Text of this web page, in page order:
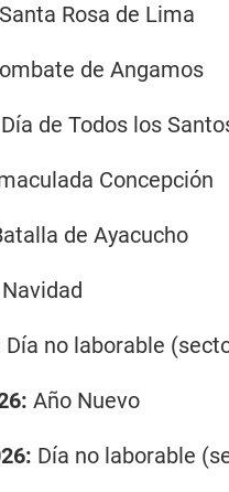
Santa Rosa de Lima
de Angamos
Día de Todos los
Concepción
de Ayacucho
Navidad
Día no laborable
Año Nuevo
Día no laborable